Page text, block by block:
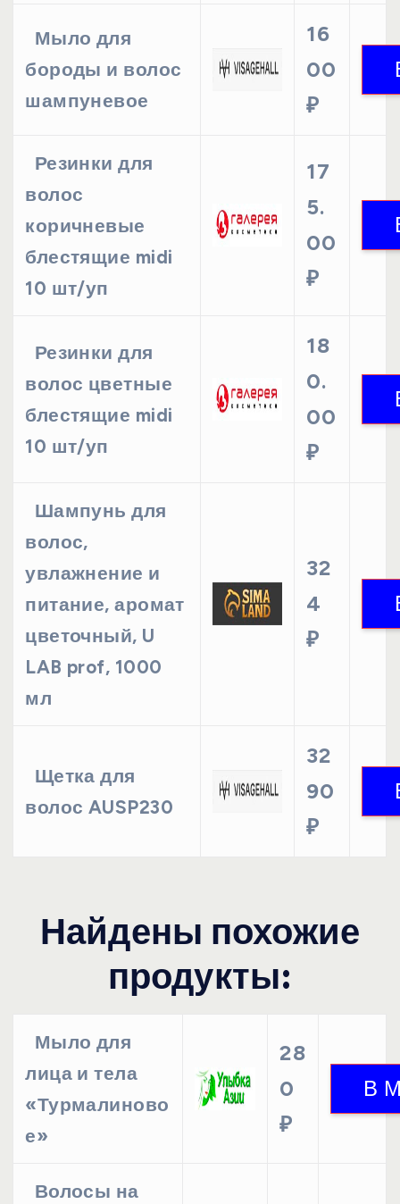
Мыло для
бороды и волос
шампуневое
16
00
₽
Резинки для
волос
коричневые
блестящие midi
10 шт/уп
17
5.
00
₽
Резинки для
волос цветные
блестящие midi
10 шт/уп
18
0.
00
₽
Шампунь для
волос,
увлажнение и
питание, аромат
цветочный, U
LAB prof, 1000
мл
32
4
₽
Щетка для
волос AUSP230
32
90
₽
Найдены похожие
продукты:
Мыло для
лица и тела
«Турмалиново
е»
28
0
₽
Волосы на